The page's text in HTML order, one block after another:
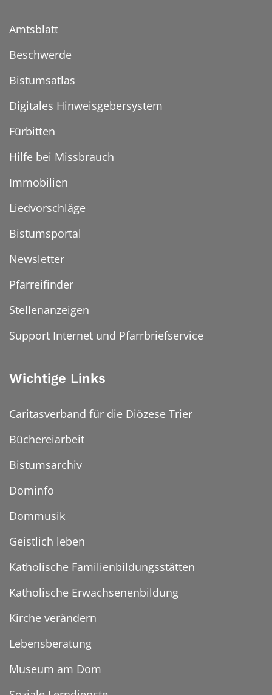
Amtsblatt
Beschwerde
Bistumsatlas
Digitales Hinweisgebersystem
Fürbitten
Hilfe bei Missbrauch
Immobilien
Liedvorschläge
Bistumsportal
Newsletter
Pfarreifinder
Stellenanzeigen
Support Internet und Pfarrbriefservice
Wichtige Links
Caritasverband für die Diözese Trier
Büchereiarbeit
Bistumsarchiv
Dominfo
Dommusik
Geistlich leben
Katholische Familienbildungsstätten
Katholische Erwachsenenbildung
Kirche verändern
Lebensberatung
Museum am Dom